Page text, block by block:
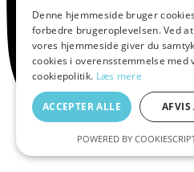
Denne hjemmeside bruger
forbedre brugeroplevelsen. Ved
vores hjemmeside giver du
cookies i overensstemmelse med
cookiepolitik. Læs mere
ACCEPTER ALLE AFVIS
POWERED BY